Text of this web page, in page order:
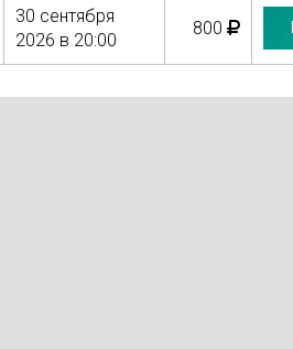
30 сентября
2026 в 20:00
800